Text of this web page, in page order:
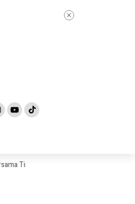
BAN-PDM Tahun 2026